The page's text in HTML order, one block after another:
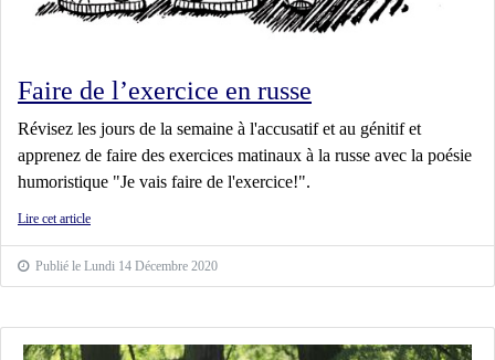
Faire de l’exercice en russe
Révisez les jours de la semaine à l'accusatif et au génitif et
apprenez de faire des exercices matinaux à la russe avec la poésie
humoristique "Je vais faire de l'exercice!".
Lire cet article
Publié le Lundi 14 Décembre 2020